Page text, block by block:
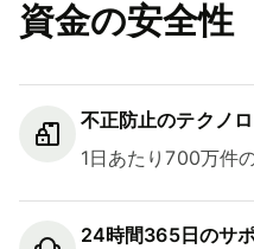
資金の安全性
不正防止のテクノ
1日あたり700万件
24時間365日のサ